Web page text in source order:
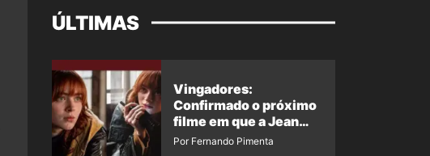
ÚLTIMAS
Vingadores:
Confirmado o próximo
filme em que a Jean
Grey irá aparecer
Por Fernando Pimenta